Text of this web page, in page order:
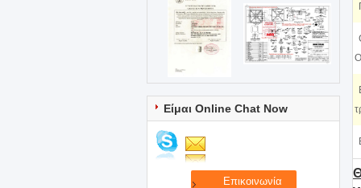
Είμαι Online Chat Now